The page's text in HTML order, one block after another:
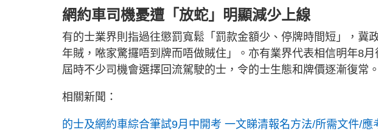
網約車司機憂遭「放蛇」明顯減少上線
有的士業界則指過往懲罰寬鬆「罰款金額少、停牌時間短」，冀
年賊，𠵱家驚攞唔到牌而唔做賊住」。亦有業界代表相信明年8
屆時不少司機會選擇回流駕駛的士，令的士生態和牌價逐漸復常。
相關新聞：
的士及網約車綜合筆試9月中開考 一文睇清報名方法/所需文件/應